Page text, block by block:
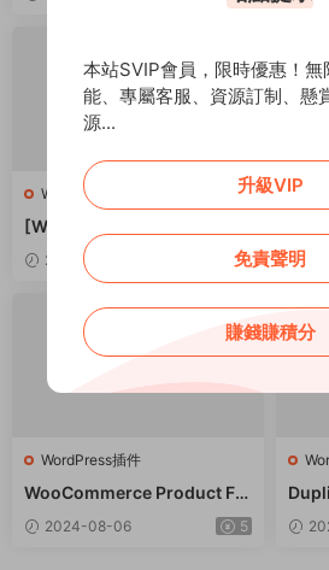
v2.9
音頻
WordPress插件
[WP] Cashback Tracker Pro
v2.6.4 退款追蹤器插件下載
2025-03-10 3
歌字
版插
WordPress插件
WooCommerce Product Filt
er 商品篩選器WordPress插
件 – v8.3.0
2024-08-06 5
備
4.5.15
本站SVIP會員，限時優惠！無
能、專屬客服、資源訂制、懸
源...
升級VIP
免責聲明
賺錢賺積分